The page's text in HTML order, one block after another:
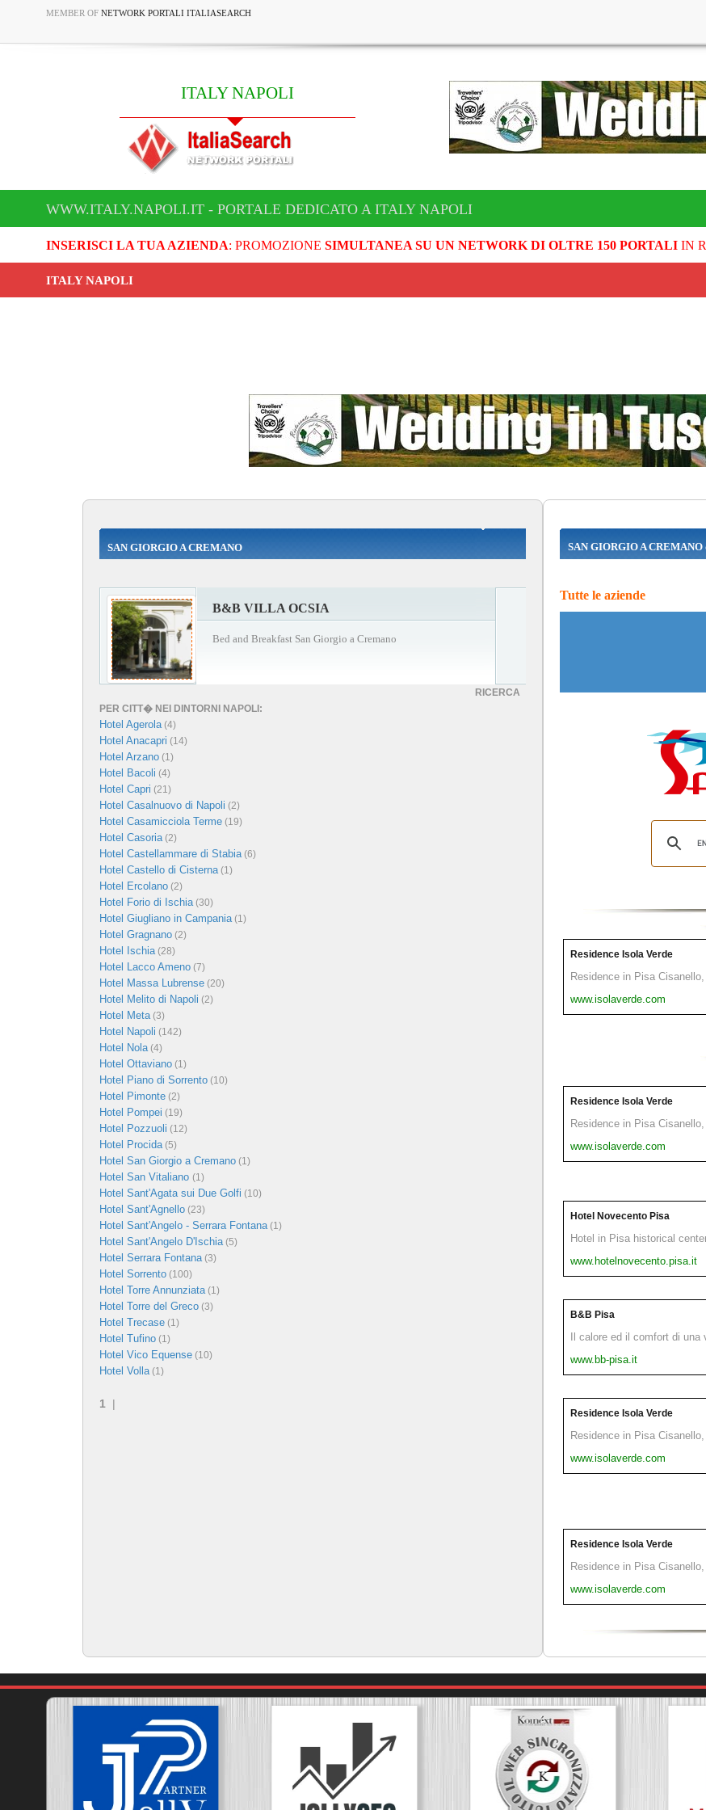
MEMBER OF NETWORK PORTALI ITALIASEARCH
ITALY NAPOLI
WWW.ITALY.NAPOLI.IT - PORTALE DEDICATO A ITALY NAPOLI
INSERISCI LA TUA AZIENDA: PROMOZIONE SIMULTANEA SU UN NETWORK DI OLTRE 150 PORTALIIN
ITALY NAPOLI
SAN GIORGIO A CREMANO
B&B VILLA OCSIA
Bed and Breakfast San Giorgio a Cremano
RICERCA
PER CITT� NEI DINTORNI NAPOLI:
Hotel Agerola(4)
Hotel Anacapri (14)
Hotel Arzano (1)
Hotel Bacoli (4)
Hotel Capri (21)
Hotel Casalnuovo di Napoli (2)
Hotel Casamicciola Terme (19)
Hotel Casoria(2)
Hotel Castellammare di Stabia(6)
Hotel Castello di Cisterna(1)
Hotel Ercolano (2)
Hotel Forio di Ischia(30)
Hotel Giugliano in Campania(1)
Hotel Gragnano (2)
Hotel Ischia(28)
Hotel Lacco Ameno (7)
Hotel Massa Lubrense (20)
Hotel Melito di Napoli (2)
Hotel Meta(3)
Hotel Napoli (142)
Hotel Nola(4)
Hotel Ottaviano (1)
Hotel Piano di Sorrento (10)
Hotel Pimonte (2)
Hotel Pompei (19)
Hotel Pozzuoli (12)
Hotel Procida(5)
Hotel San Giorgio a Cremano (1)
Hotel San Vitaliano (1)
Hotel Sant'Agata sui Due Golfi (10)
Hotel Sant'Agnello (23)
Hotel Sant'Angelo - Serrara Fontana(1)
Hotel Sant'Angelo D'Ischia(5)
Hotel Serrara Fontana(3)
Hotel Sorrento (100)
Hotel Torre Annunziata(1)
Hotel Torre del Greco (3)
Hotel Trecase (1)
Hotel Tufino (1)
Hotel Vico Equense (10)
Hotel Volla(1)
1 |
SAN GIORGIO A
Tutte le aziende
Residence Isola Verde
Residence in Pisa
www.isolaverde.com
Residence Isola Verde
Residence in Pisa
www.isolaverde.com
Hotel Novecento Pisa
Hotel in Pisa historical
www.hotelnovecento.pisa.it
B&B Pisa
Il calore ed il comfort di
www.bb-pisa.it
Residence Isola Verde
Residence in Pisa
www.isolaverde.com
Residence Isola Verde
Residence in Pisa
www.isolaverde.com